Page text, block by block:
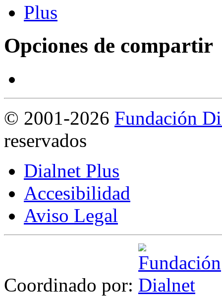
Opciones de compartir
© 2001-2026 Fundación
reservados
Dialnet Plus
Accesibilidad
Aviso Legal
Coordinado por: